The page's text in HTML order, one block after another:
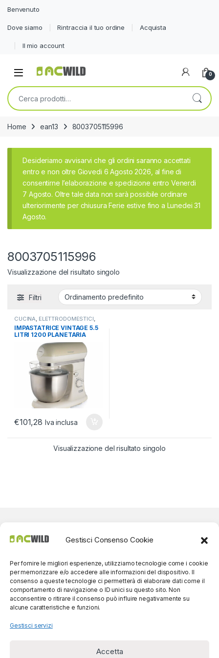
Gestisci Consenso Cookie
Per fornire le migliori esperienze, utilizziamo tecnologie come i cookie
per memorizzare e/o accedere alle informazioni del dispositivo. Il
consenso a queste tecnologie ci permetterà di elaborare dati come il
comportamento di navigazione o ID unici su questo sito. Non
acconsentire o ritirare il consenso può influire negativamente su
alcune caratteristiche e funzioni.
Gestisci servizi
Accetta
Benvenuto
Dove siamo Rintraccia il tuo ordine Acquista
Il mio account
0
Cerca:
Home ean13 8003705115996
Desideriamo avvisarvi che gli ordini saranno accettati
entro e non oltre Giovedi 6 Agosto 2026, al fine di
consentirne l’elaborazione e spedizione entro Venerdi
7 Agosto. Oltre tale data non sarà possibile ordinare
ulteriorimente per chiusura Ferie estive fino a Lunedei 31
Agosto.
8003705115996
Visualizzazione del risultato singolo
Filtri
CUCINA ELETTRODOMESTICI
SBATTITORI
IMPASTATRICE VINTAGE 5.5
LITRI 1200 PLANETARIA
COLORE BEIGE
€101,28 Iva inclusa
Visualizzazione del risultato singolo